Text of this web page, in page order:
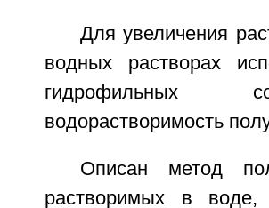
Для увеличения
водных растворах
гидрофильных
водорастворимость
Описан метод
растворимых в